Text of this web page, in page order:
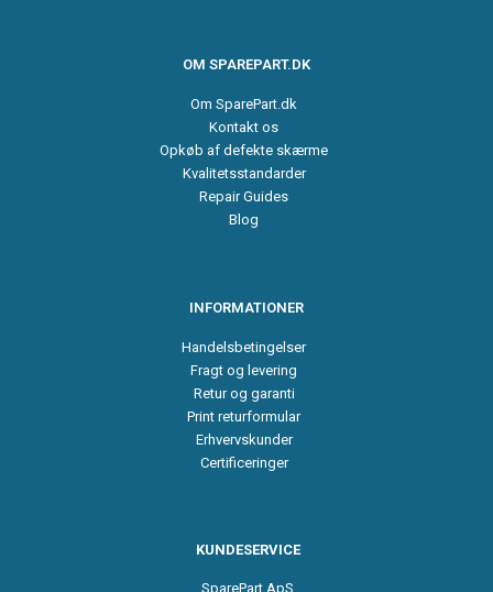
OM SPAREPART.DK
Om SparePart.dk
Kontakt os
Opkøb af defekte skærme
Kvalitetsstandarder
Repair Guides
Blog
INFORMATIONER
Handelsbetingelser
Fragt og levering
Retur og garanti
Print returformular
Erhvervskunder
Certificeringer
KUNDESERVICE
SparePart ApS